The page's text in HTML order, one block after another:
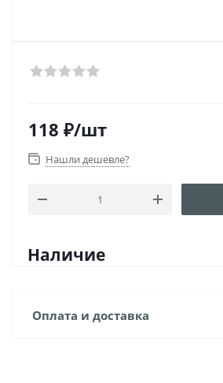
118 ₽/шт
Нашли дешевле?
Наличие
Оплата и доставка